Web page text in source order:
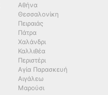
Αθήνα
Θεσσαλονίκη
Πειραιάς
Πάτρα
Χαλάνδρι
Καλλιθέα
Περιστέρι
Αγία Παρασκευή
Αιγάλεω
Μαρούσι